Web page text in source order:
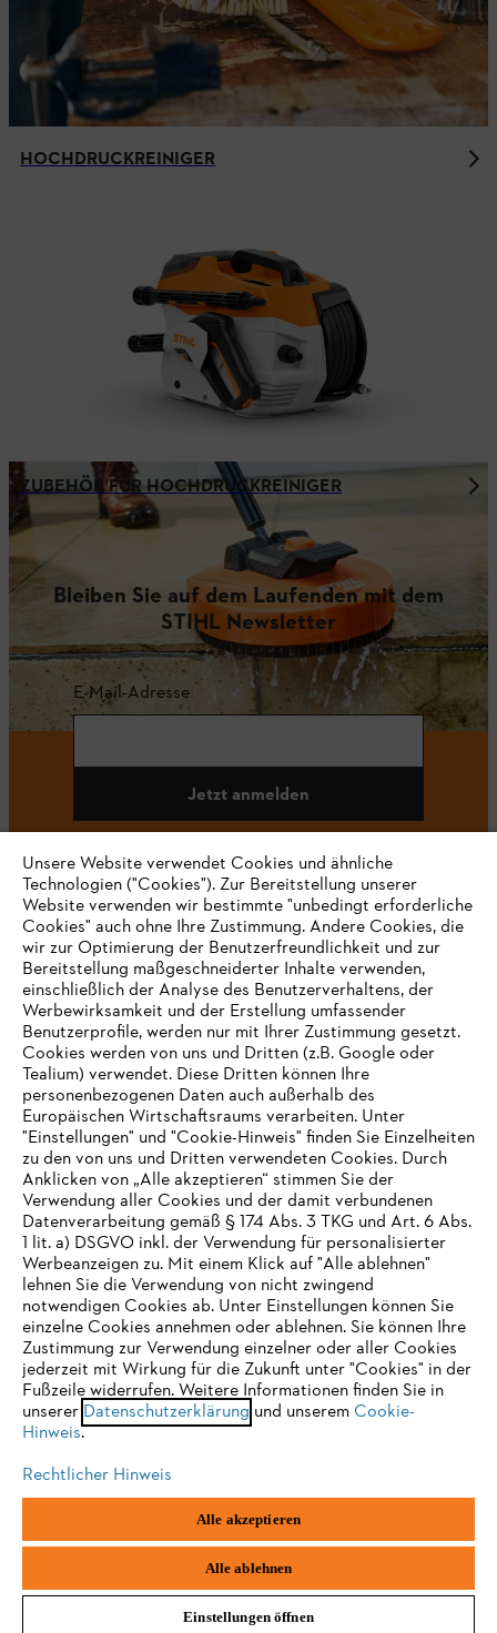
HOCHDRUCKREINIGER
ZUBEHÖR FÜR HOCHDRUCKREINIGER
Bleiben Sie auf dem Laufenden mit dem
STIHL Newsletter
E-Mail-Adresse
Jetzt anmelden
#STIHL
Unternehmen
Häufig gestellte Fragen
Service
Datenschutzrichtlinien Impressum Cookies
Fachmarktstraße 7
IHR BROWSER WIRD NICHT
UNTERSTÜTZT
Sie nutzen einen Browser, den wir noch nicht unterstützen. Für
eine optimale Nutzung unserer Seite empfehlen wir Ihnen, zu
einem der folgenden Browser zu wechseln:
Firefox Chrome
Unsere Website verwendet Cookies und ähnliche
Technologien ("Cookies"). Zur Bereitstellung unserer
Website verwenden wir bestimmte "unbedingt erforderliche
Cookies" auch ohne Ihre Zustimmung. Andere Cookies, die
wir zur Optimierung der Benutzerfreundlichkeit und zur
Bereitstellung maßgeschneiderter Inhalte verwenden,
einschließlich der Analyse des Benutzerverhaltens, der
Werbewirksamkeit und der Erstellung umfassender
Benutzerprofile, werden nur mit Ihrer Zustimmung gesetzt.
Cookies werden von uns und Dritten (z.B. Google oder
Tealium) verwendet. Diese Dritten können Ihre
personenbezogenen Daten auch außerhalb des
Europäischen Wirtschaftsraums verarbeiten. Unter
"Einstellungen" und "Cookie-Hinweis" finden Sie Einzelheiten
zu den von uns und Dritten verwendeten Cookies. Durch
Anklicken von „Alle akzeptieren“ stimmen Sie der
Verwendung aller Cookies und der damit verbundenen
Datenverarbeitung gemäß § 174 Abs. 3 TKG und Art. 6 Abs.
1 lit. a) DSGVO inkl. der Verwendung für personalisierter
Werbeanzeigen zu. Mit einem Klick auf "Alle ablehnen"
lehnen Sie die Verwendung von nicht zwingend
notwendigen Cookies ab. Unter Einstellungen können Sie
einzelne Cookies annehmen oder ablehnen. Sie können Ihre
Zustimmung zur Verwendung einzelner oder aller Cookies
jederzeit mit Wirkung für die Zukunft unter "Cookies" in der
Fußzeile widerrufen. Weitere Informationen finden Sie in
unserer Datenschutzerklärung und unserem Cookie-
Hinweis.
Rechtlicher Hinweis
Alle akzeptieren
Alle ablehnen
Einstellungen öffnen